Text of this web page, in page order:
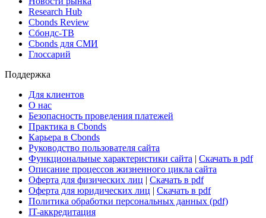
Research Hub
Cbonds Review
Сбондс-ТВ
Cbonds для СМИ
Глоссарий
Поддержка
Для клиентов
О нас
Безопасность проведения платежей
Практика в Cbonds
Карьера в Cbonds
Руководство пользователя сайта
Функциональные характеристики сайта | Скачать в pdf
Описание процессов жизненного цикла сайта
Оферта для физических лиц | Скачать в pdf
Оферта для юридических лиц | Скачать в pdf
Политика обработки персональных данных (pdf)
IT-аккредитация